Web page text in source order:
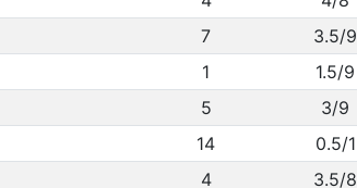
7 3.5/9
1 1.5/9
5 3/9
14 0.5/1
4 3.5/8